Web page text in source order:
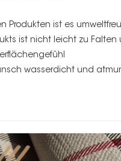
Produkten ist es
ist nicht leicht zu Falten
wasserdicht und